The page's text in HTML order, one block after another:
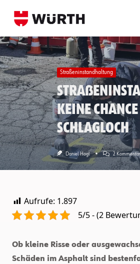
Straßeninstandhaltung
Keine
Schlagloch
Daniel Hogl 2
Aufrufe: 1.897
5/5 - (2
Ob kleine Risse oder
Schäden im Asphalt sind